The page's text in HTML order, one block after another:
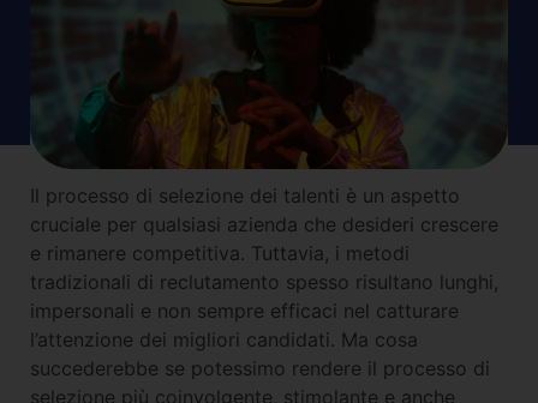
Il processo di selezione dei talenti è un aspetto
cruciale per qualsiasi azienda che desideri crescere
e rimanere competitiva. Tuttavia, i metodi
tradizionali di reclutamento spesso risultano lunghi,
impersonali e non sempre efficaci nel catturare
l’attenzione dei migliori candidati. Ma cosa
succederebbe se potessimo rendere il processo di
selezione più coinvolgente, stimolante e anche